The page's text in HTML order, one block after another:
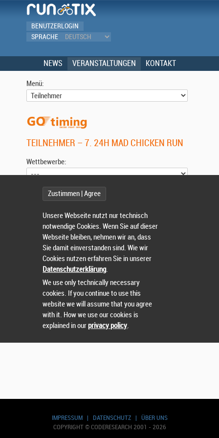
BENUTZERLOGIN
SPRACHE
NEWS VERANSTALTUNGEN KONTAKT
Menü:
TEILNEHMER – 7. 24H MAD CHICKEN RUN
IMPRESSUM| DATENSCHUTZ| ÜBER UNS
COPYRIGHT © CODERESEARCH 2001 - 2026
Wettbewerbe:
Wählen Sie einen Wettbewerb.
Suchen
Zustimmen | Agree
Unsere Webseite nutzt nur technisch
notwendige Cookies. Wenn Sie auf dieser
Webseite bleiben, nehmen wir an, dass
Sie damit einverstanden sind. Wie wir
Cookies nutzen erfahren Sie in unserer
Datenschutzerklärung.
We use only technically necessary
cookies. If you continue to use this
website we will assume that you agree
with it. How we use our cookies is
explained in ourprivacy policy.